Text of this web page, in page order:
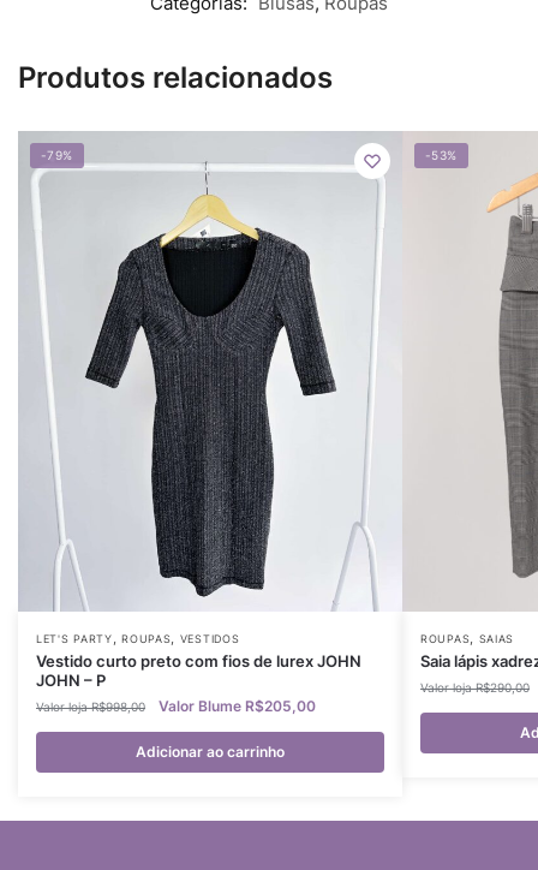
Produtos relacionados
-79%
LET'S PARTY ,ROUPAS VESTIDOS
Vestido curto preto com fios de lurex JOHN
JOHN – P
R$998,00 R$205,00
Adicionar ao carrinho
-53%
ROUPAS SAIAS
Saia lápis
R$290,00